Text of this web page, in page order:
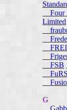
Four
Limited
FSB
G